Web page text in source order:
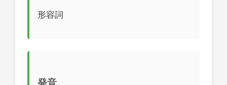
形容詞
発音